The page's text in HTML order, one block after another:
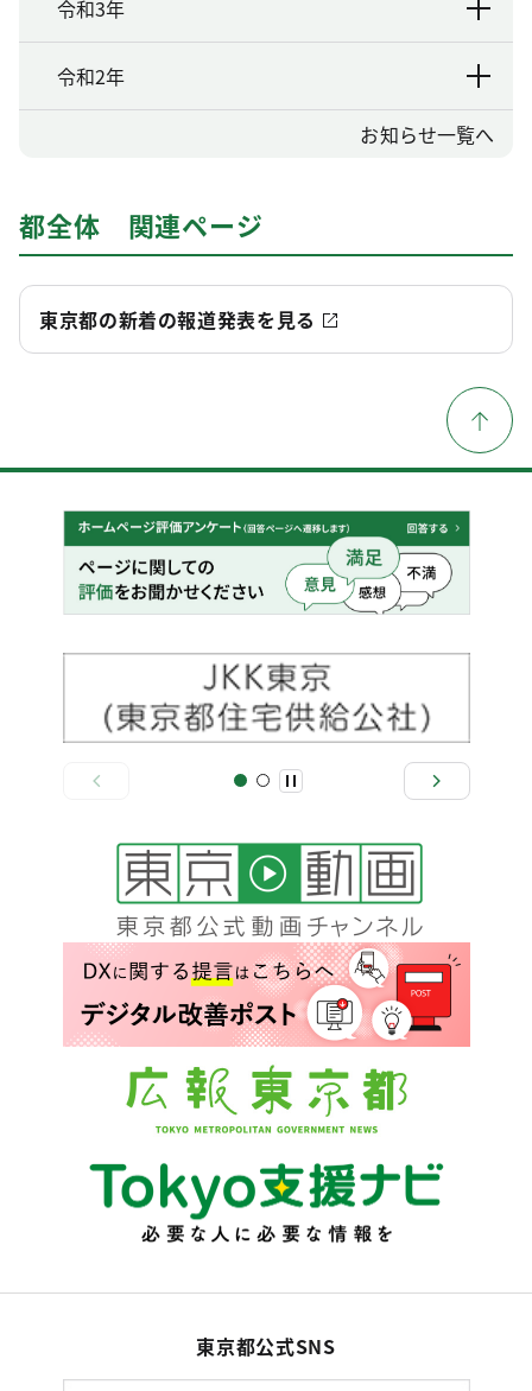
令和3年
令和2年
お知らせ一覧へ
都全体 関連ページ
東京都の新着の報道発表を見る
東京都公式SNS